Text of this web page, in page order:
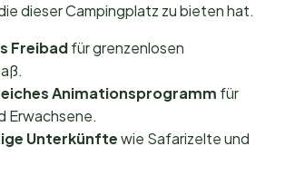
dieser Campingplatz zu bieten hat.
Freibadfür grenzenlosen
Animationsprogramm für
Erwachsene.
Unterkünftewie Safarizelte und